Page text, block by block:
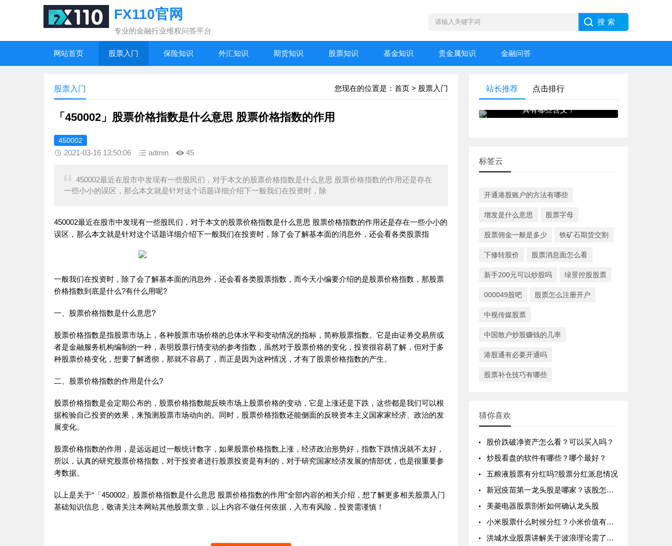
FX110官网
专业的金融行业维权问答平台
网站首页 股票入门 保险知识 外汇知识 期货知识 股票知识 基金知识 贵金属知识 金融问答
您现在的位置是： 首页 > 股票入门
股票入门
「450002」股票价格指数是什么意思 股票价格指数的作用
450002
2021-03-16 13:50:06 admin 45
450002最近在股市中发现有一些股民们，对于本文的股票价格指数是什么意思 股票价格指数的作用还是存在
一些小小的误区，那么本文就是针对这个话题详细介绍下一般我们在投资时，除
450002最近在股市中发现有一些股民们，对于本文的股票价格指数是什么意思 股票价格指数的作用还是存在一些小小的
误区，那么本文就是针对这个话题详细介绍下一般我们在投资时，除了会了解基本面的消息外，还会看各类股票指
一般我们在投资时，除了会了解基本面的消息外，还会看各类股票指数，而今天小编要介绍的是股票价格指数，那股票
价格指数到底是什么?有什么用呢?
一、股票价格指数是什么意思?
股票价格指数是指股票市场上，各种股票市场价格的总体水平和变动情况的指标，简称股票指数。它是由证券交易所或
者是金融服务机构编制的一种，表明股票行情变动的参考指数，虽然对于股票价格的变化，投资很容易了解，但对于多
种股票价格变化，想要了解透彻，那就不容易了，而正是因为这种情况，才有了股票价格指数的产生。
二、股票价格指数的作用是什么?
股票价格指数是会定期公布的，股票价格指数能反映市场上股票价格的变动，它是上涨还是下跌，这些都是我们可以根
据检验自己投资的效果，来预测股票市场动向的。同时，股票价格指数还能侧面的反映资本主义国家家经济、政治的发
展变化。
股票价格指数的作用，是远远超过一般统计数字，如果股票价格指数上涨，经济政治形势好，指数下跌情况就不太好，
所以，认真的研究股票价格指数，对于投资者进行股票投资是有利的，对于研究国家经济发展的情部优，也是很重要参
考数据。
以上是关于“「450002」股票价格指数是什么意思 股票价格指数的作用”全部内容的相关介绍，想了解更多相关股票入门
基础知识信息，敬请关注本网站其他股票文章，以上内容不做任何依据，入市有风险，投资需谨慎！
站长推荐
点击排行
河北宣工股票渐大三连阳走势
具有哪些含义？
标签云
开通港股账户的方法有哪些
增发是什么意思 股票字母
股票佣金一般是多少 铁矿石期货交割
下修转股价 股票消息面怎么看
新手200元可以炒股吗 绿景控股股票
000049股吧 股票怎么注册开户
中视传媒股票
中国散户炒股赚钱的几率
港股通有必要开通吗
股票补仓技巧有哪些
猜你喜欢
股价跌破净资产怎么看？可以买入吗？
炒股看盘的软件有哪些？哪个最好？
五粮液股票有分红吗?股票分红派息情况
新冠疫苗第一龙头股是哪家？该股怎么样？
美菱电器股票剖析如何确认龙头股
小米股票什么时候分红？小米价值有多大？
洪城水业股票讲解关于波浪理论需了解的知识有哪些